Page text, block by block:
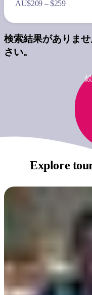
AU$209 – $259
検索結果がありま
さい。
Explore